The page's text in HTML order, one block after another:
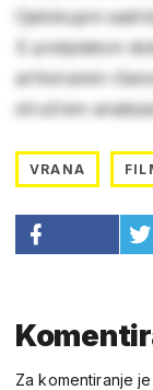
Cjelokupni
S pretplatom
arhiviranim
stručnim
VRANA
Za komentiranje